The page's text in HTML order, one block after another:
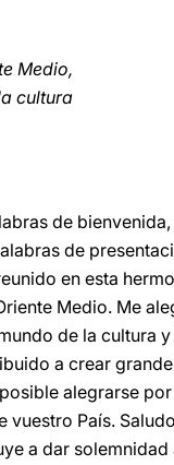
Medio,
cultura
de
de
en esta
Medio. Me
de la cultura
a crear
alegrarse
País.
a dar